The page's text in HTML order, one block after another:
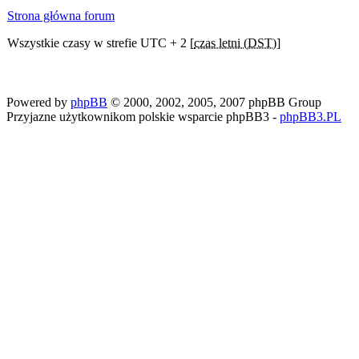
Strona główna forum
Wszystkie czasy w strefie UTC + 2 [czas letni (DST)]
Powered by phpBB © 2000, 2002, 2005, 2007 phpBB Group
Przyjazne użytkownikom polskie wsparcie phpBB3 - phpBB3.PL